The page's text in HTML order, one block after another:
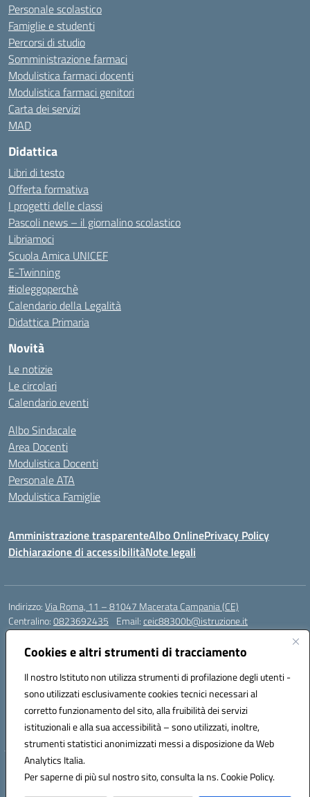
Cookies e altri strumenti di tracciamento
Il nostro Istituto non utilizza strumenti di profilazione degli utenti -
sono utilizzati esclusivamente cookies tecnici necessari al
corretto funzionamento del sito, alla fruibilità dei servizi
istituzionali e alla sua accessibilità – sono utilizzati, inoltre,
strumenti statistici anonimizzati messi a disposizione da Web
Analytics Italia.
Per saperne di più sul nostro sito, consulta la ns. Cookie Policy.
Personale scolastico
Famiglie e studenti
Percorsi di studio
Somministrazione farmaci
Modulistica farmaci docenti
Modulistica farmaci genitori
Carta dei servizi
MAD
Didattica
Libri di testo
Offerta formativa
I progetti delle classi
Pascoli news – il giornalino scolastico
Libriamoci
Scuola Amica UNICEF
E-Twinning
#ioleggoperchè
Calendario della Legalità
Didattica Primaria
Novità
Le notizie
Le circolari
Calendario eventi
Albo Sindacale
Area Docenti
Modulistica Docenti
Personale ATA
Modulistica Famiglie
Amministrazione trasparenteAlbo OnlinePrivacy Policy
Dichiarazione di accessibilitàNote legali
Indirizzo:Via Roma, 11 – 81047 Macerata Campania (CE)
Centralino:0823692435 Email:ceic88300b@istruzione.it
Posta elettronica certificata (PEC):
Codice fiscale: 94017830616
Codice meccanografico:CEIC88300B
DPO Esempio Antonio
e-mail: esempioantonio.dpo@gmail.com
Pec: esempioantonio@pec.it
Hosting & Powered by 3D Solution S.r.l.
Concept & Design by Designers Italia